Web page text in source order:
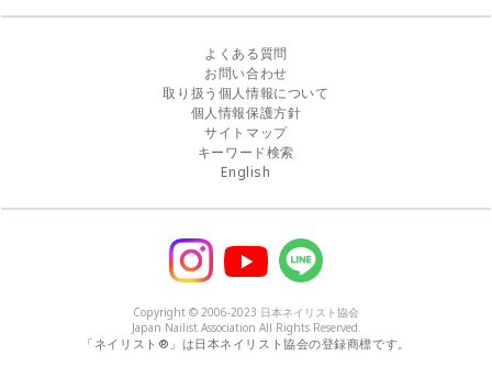
よくある質問
お問い合わせ
取り扱う個人情報について
個人情報保護方針
サイトマップ
キーワード検索
English
Copyright © 2006-2023 日本ネイリスト協会
Japan Nailist Association All Rights Reserved.
「ネイリスト®」は日本ネイリスト協会の登録商標です。